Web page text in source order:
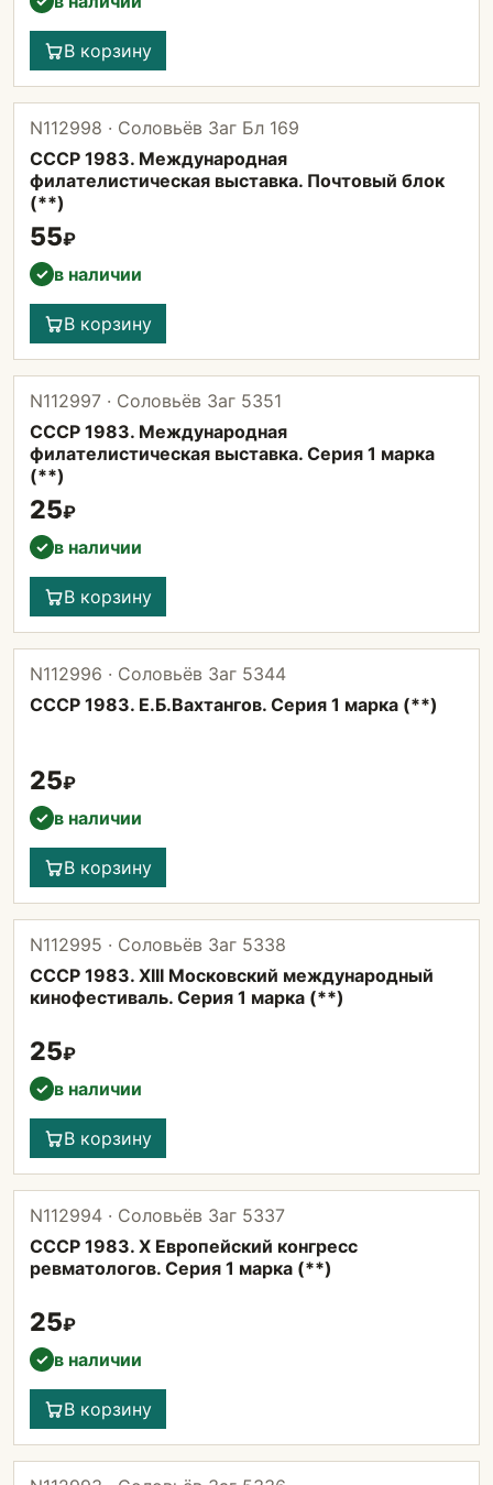
В корзину
N112998 · Соловьёв Заг Бл 169
СССР 1983. Международная
филателистическая выставка. Почтовый блок
(**)
55₽
✓ в наличии
В корзину
N112997 · Соловьёв Заг 5351
СССР 1983. Международная
филателистическая выставка. Серия 1 марка
(**)
25₽
✓ в наличии
В корзину
N112996 · Соловьёв Заг 5344
СССР 1983. Е.Б.Вахтангов. Серия 1 марка (**)
25₽
✓ в наличии
В корзину
N112995 · Соловьёв Заг 5338
СССР 1983. XIII Московский международный
кинофестиваль. Серия 1 марка (**)
25₽
✓ в наличии
В корзину
N112994 · Соловьёв Заг 5337
СССР 1983. X Европейский конгресс
ревматологов. Серия 1 марка (**)
25₽
✓ в наличии
В корзину